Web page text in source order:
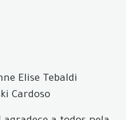
Elise Tebaldi
Cardoso